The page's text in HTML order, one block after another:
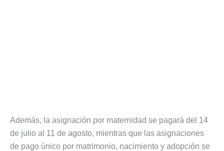
Además, la asignación por maternidad se pagará del 14
de julio al 11 de agosto, mientras que las asignaciones
de pago único por matrimonio, nacimiento y adopción se